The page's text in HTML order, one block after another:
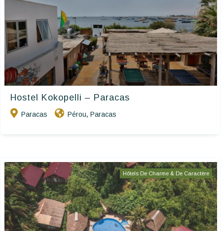
Hostel Kokopelli – Paracas
Paracas Pérou, Paracas
Hôtels De Charme & De Caractère